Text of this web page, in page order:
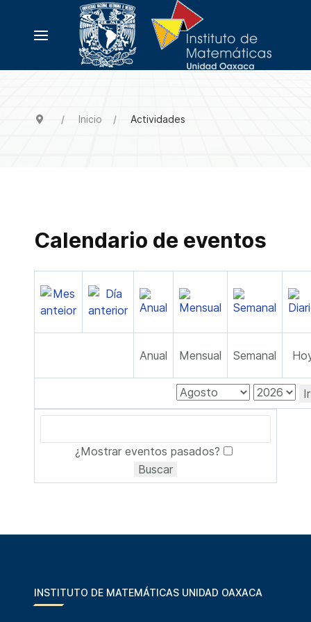
Inicio Actividades
Calendario de eventos
Anual Mensual Semanal
¿Mostrar eventos pasados?
INSTITUTO DE MATEMÁTICAS UNIDAD OAXACA